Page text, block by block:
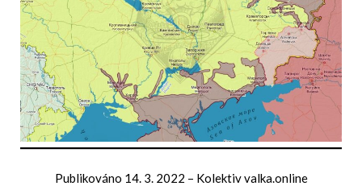
Publikováno 14. 3. 2022 – Kolektiv valka.online